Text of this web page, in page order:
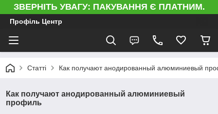
ЗВЕРНІТЬ УВАГУ: ПАКУВАННЯ Є ПЛАТНИМ.
Профіль Центр
Статті Как получают анодированный алюминиевый
Как получают анодированный алюминиевый
профиль